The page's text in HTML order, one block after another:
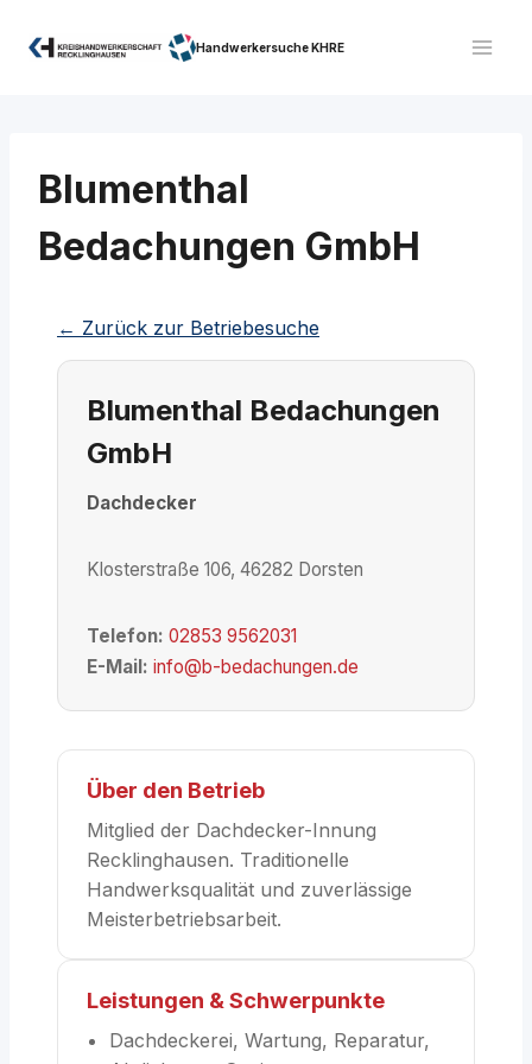
Inhalt
Handwerkersuche KHRE
Blumenthal
Bedachungen GmbH
← Zurück zur Betriebesuche
Blumenthal Bedachungen
GmbH
Dachdecker
Klosterstraße 106, 46282 Dorsten
Telefon: 02853 9562031
E-Mail: info@b-bedachungen.de
Über den Betrieb
Mitglied der Dachdecker-Innung
Recklinghausen. Traditionelle
Handwerksqualität und zuverlässige
Meisterbetriebsarbeit.
Leistungen & Schwerpunkte
Dachdeckerei, Wartung, Reparatur,